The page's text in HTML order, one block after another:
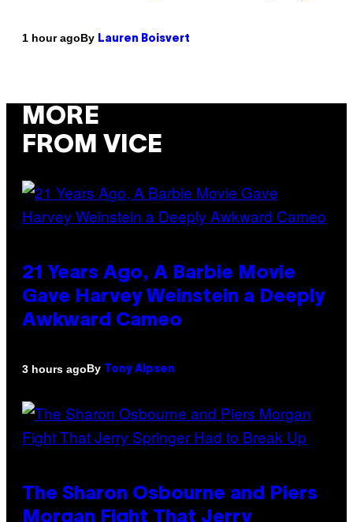
1 hour agoBy Lauren Boisvert
MORE
FROM VICE
21 Years Ago, A Barbie Movie
Gave Harvey Weinstein a Deeply
Awkward Cameo
3 hours agoBy Tony Alpsen
The Sharon Osbourne and Piers
Morgan Fight That Jerry